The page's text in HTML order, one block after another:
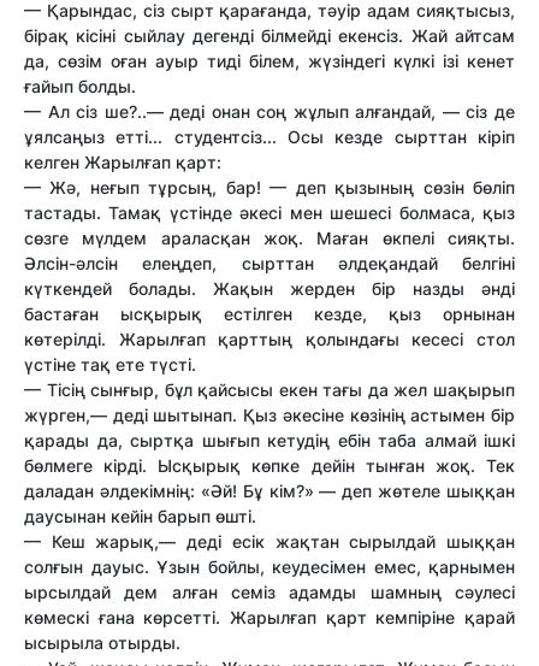
— Қарындас, сіз сырт қарағанда, тәуір адам сияқтысыз,
бірақ кісіні сыйлау дегенді білмейді екенсіз. Жай айтсам
да, сөзім оған ауыр тиді білем, жүзіндегі күлкі ізі кенет
ғайып болды.
— Ал сіз ше?..— деді онан соң жұлып алғандай, — сіз де
ұялсаңыз етті... студентсіз... Осы кезде сырттан кіріп
келген Жарылғап қарт:
— Жә, неғып тұрсың, бар! — деп қызының сөзін бөліп
тастады. Тамақ үстінде әкесі мен шешесі болмаса, қыз
сөзге мүлдем араласқан жоқ. Маған өкпелі сияқты.
Әлсін-әлсін елеңдеп, сырттан әлдеқандай белгіні
күткендей болады. Жақын жерден бір назды әнді
бастаған ысқырық естілген кезде, қыз орнынан
көтерілді. Жарылғап қарттың қолындағы кесесі стол
үстіне тақ ете түсті.
— Тісің сынғыр, бұл қайсысы екен тағы да жел шақырып
жүрген,— деді шытынап. Қыз әкесіне көзінің астымен бір
қарады да, сыртқа шығып кетудің ебін таба алмай ішкі
бөлмеге кірді. Ысқырық көпке дейін тынған жоқ. Тек
даладан әлдекімнің: «Әй! Бұ кім?» — деп жөтеле шыққан
даусынан кейін барып өшті.
— Кеш жарық,— деді есік жақтан сырылдай шыққан
солғын дауыс. Ұзын бойлы, кеудесімен емес, қарнымен
ырсылдай дем алған семіз адамды шамның сәулесі
көмескі ғана көрсетті. Жарылғап қарт кемпіріне қарай
ысырыла отырды.